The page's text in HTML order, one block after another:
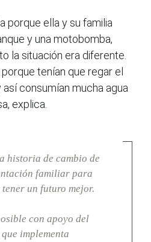
porque ella y su familia
y una motobomba,
la situación era diferente.
tenían que regar el
consumían mucha agua
explica.
historia de cambio de
familiar para
un futuro mejor.
con apoyo del
implementa